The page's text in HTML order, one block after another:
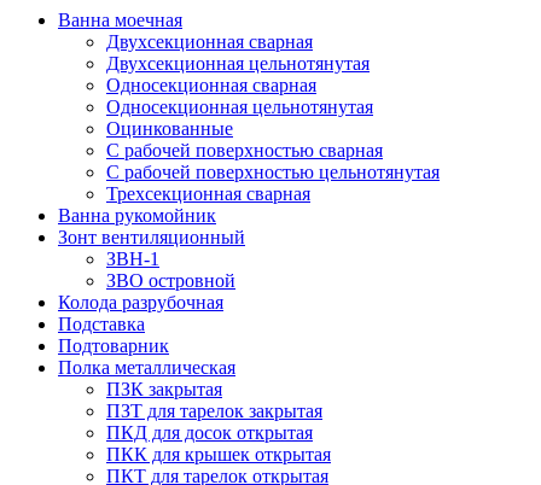
Ванна моечная
Двухсекционная сварная
Двухсекционная цельнотянутая
Односекционная сварная
Односекционная цельнотянутая
Оцинкованные
С рабочей поверхностью сварная
С рабочей поверхностью цельнотянутая
Трехсекционная сварная
Ванна рукомойник
Зонт вентиляционный
ЗВН-1
ЗВО островной
Колода разрубочная
Подставка
Подтоварник
Полка металлическая
ПЗК закрытая
ПЗТ для тарелок закрытая
ПКД для досок открытая
ПКК для крышек открытая
ПКТ для тарелок открытая